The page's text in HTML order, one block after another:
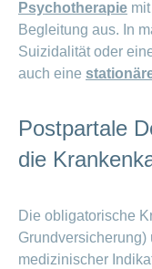
Psychotherapie
Begleitung aus. In
Suizidalität oder
auch eine
Postpartale
die
Die obligatorische
medizinischer